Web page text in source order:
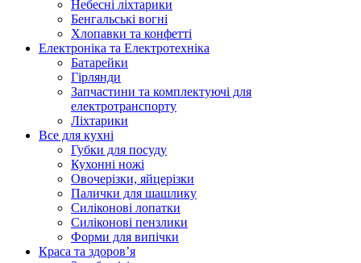
Небесні ліхтарики
Бенгальські вогні
Хлопавки та конфетті
Електроніка та Електротехніка
Батарейки
Гірлянди
Запчастини та комплектуючі для
електротранспорту
Ліхтарики
Все для кухні
Губки для посуду
Кухонні ножі
Овочерізки, яйцерізки
Палички для шашлику
Силіконові лопатки
Силіконові пензлики
Форми для випічки
Краса та здоров’я